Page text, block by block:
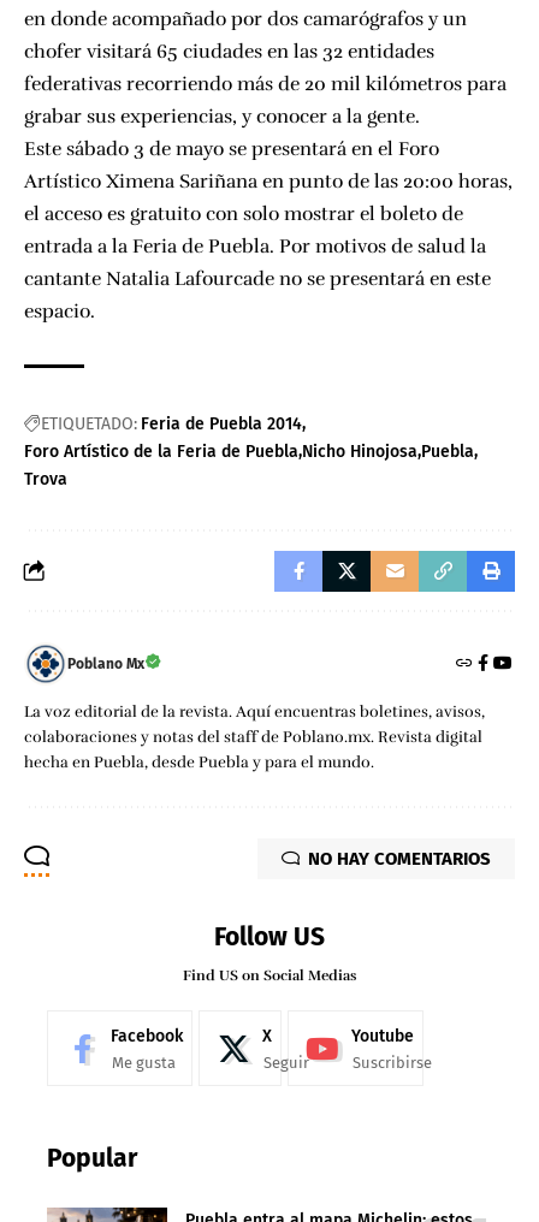
en donde acompañado por dos camarógrafos y un
chofer visitará 65 ciudades en las 32 entidades
federativas recorriendo más de 20 mil kilómetros para
grabar sus experiencias, y conocer a la gente.
Este sábado 3 de mayo se presentará en el Foro
Artístico Ximena Sariñana en punto de las 20:00 horas,
el acceso es gratuito con solo mostrar el boleto de
entrada a la Feria de Puebla. Por motivos de salud la
cantante Natalia Lafourcade no se presentará en este
espacio.
ETIQUETADO: Feria de Puebla 2014
Foro Artístico de la Feria de Puebla Nicho Hinojosa Puebla
Trova
Poblano Mx
La voz editorial de la revista. Aquí encuentras boletines, avisos,
colaboraciones y notas del staff de Poblano.mx. Revista digital
hecha en Puebla, desde Puebla y para el mundo.
NO HAY COMENTARIOS
Follow US
Find US on Social Medias
Facebook
Me gusta
X
Seguir
Youtube
Suscribirse
Popular